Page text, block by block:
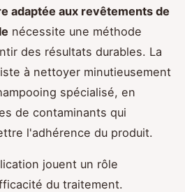
adaptée aux revêtements de
nécessite une méthode
des résultats durables. La
à nettoyer minutieusement
spécialisé, en
de contaminants qui
l'adhérence du produit.
jouent un rôle
du traitement.